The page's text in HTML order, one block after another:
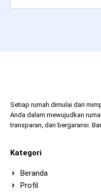
Setiap rumah dimulai dari
Anda dalam mewujudkan
transparan, dan bergaransi.
Kategori
Beranda
Profil